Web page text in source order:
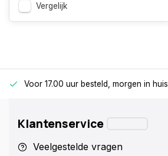
Vergelijk
Voor 17.00 uur besteld, morgen in huis
Klantenservice
Veelgestelde vragen